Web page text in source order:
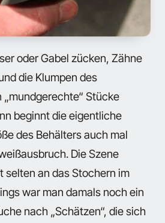
oder Gabel zücken, Zähne
die Klumpen des
Stücke
beginnt die eigentliche
des Behälters auch mal
Die Szene
selten an das Stochern im
war man damals noch ein
nach „Schätzen“, die sich